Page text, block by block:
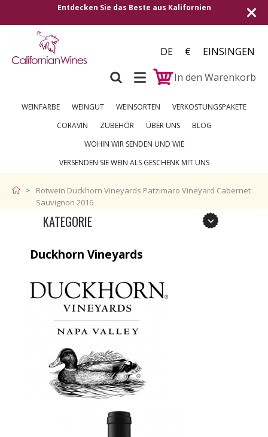
Sie das Beste aus Kalifornien Versand
DE €
EINSINGEN
In den Warenkorb
WEINFARBE WEINGUT WEINSORTEN
VERKOSTUNGSPAKETE
CORAVIN
ZUBEHÖR ÜBER UNS
BLOG
WOHIN WIR SENDEN UND WIE
VERSENDEN SIE WEIN ALS GESCHENK MIT UNS
Rotwein Duckhorn Vineyards Patzimaro Vineyard Cabernet
Sauvignon 2016
KATEGORIE
Duckhorn Vineyards